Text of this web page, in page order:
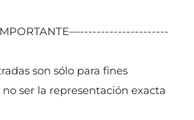
son sólo para fines
ser la representación exacta